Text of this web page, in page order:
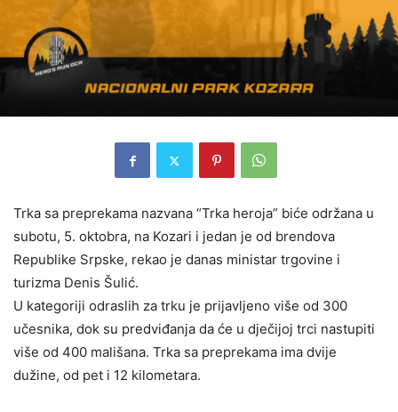
Trka sa preprekama nazvana “Trka heroja” biće održana u
subotu, 5. oktobra, na Kozari i jedan je od brendova
Republike Srpske, rekao je danas ministar trgovine i
turizma Denis Šulić.
U kategoriji odraslih za trku je prijavljeno više od 300
učesnika, dok su predviđanja da će u dječijoj trci nastupiti
više od 400 mališana. Trka sa preprekama ima dvije
dužine, od pet i 12 kilometara.